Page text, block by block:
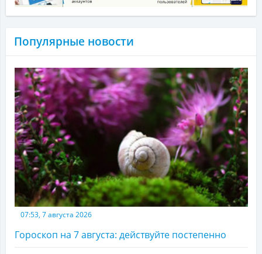
Популярные новости
07:53, 7 августа 2026
Гороскоп на 7 августа: действуйте постепенно